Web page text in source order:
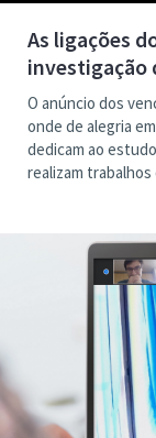
As ligações
investigação
O anúncio dos
onde de alegria
dedicam ao
realizam